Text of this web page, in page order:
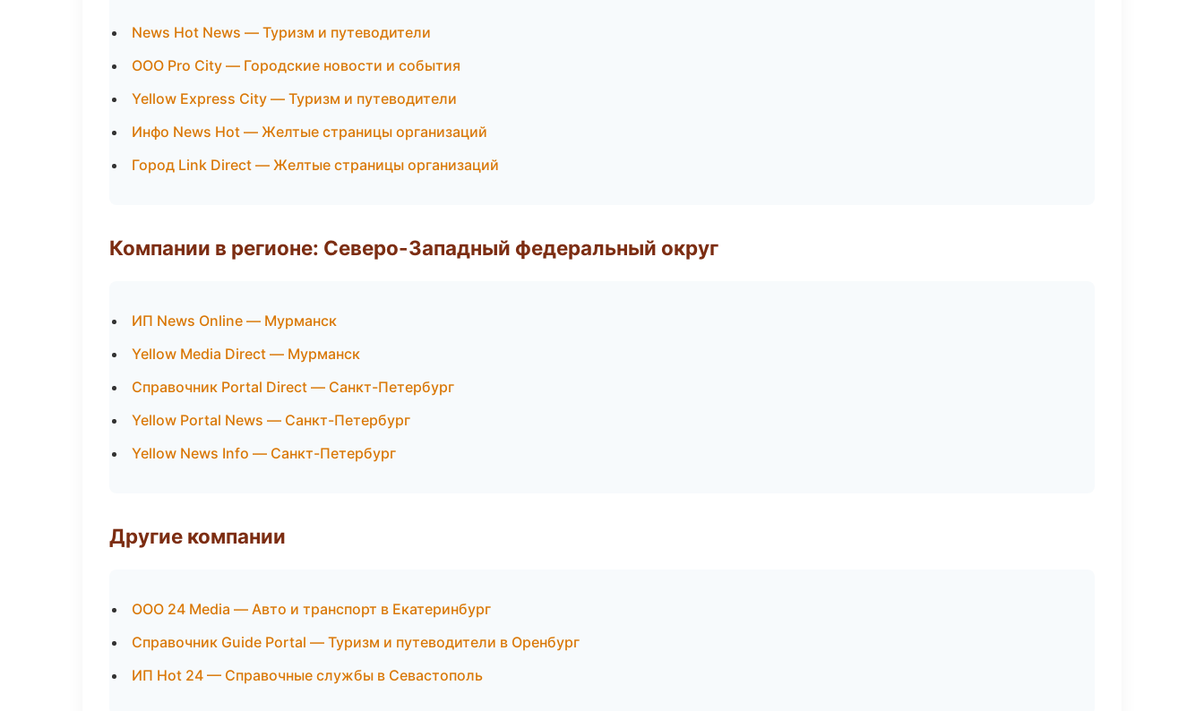
News Hot News — Туризм и путеводители
ООО Pro City — Городские новости и события
Yellow Express City — Туризм и путеводители
Инфо News Hot — Желтые страницы организаций
Город Link Direct — Желтые страницы организаций
Компании в регионе: Северо-Западный федеральный округ
ИП News Online — Мурманск
Yellow Media Direct — Мурманск
Справочник Portal Direct — Санкт-Петербург
Yellow Portal News — Санкт-Петербург
Yellow News Info — Санкт-Петербург
Другие компании
ООО 24 Media — Авто и транспорт в Екатеринбург
Справочник Guide Portal — Туризм и путеводители в Оренбург
ИП Hot 24 — Справочные службы в Севастополь